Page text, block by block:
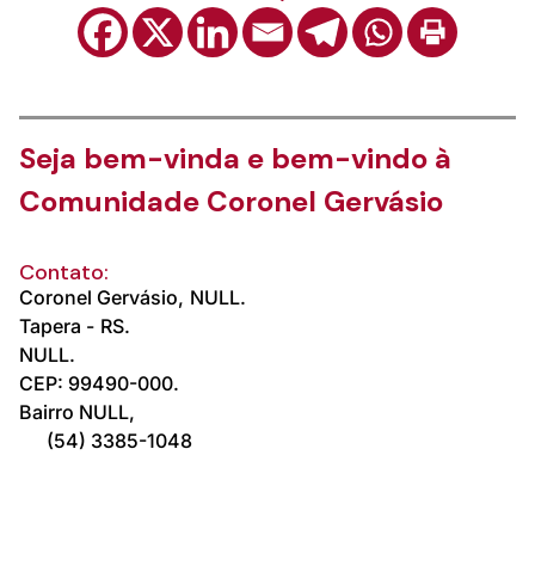
Seja bem-vinda e bem-vindo à
Comunidade Coronel Gervásio
Contato:
Coronel Gervásio, NULL.
Tapera - RS.
NULL.
CEP: 99490-000.
Bairro NULL,
(54) 3385-1048